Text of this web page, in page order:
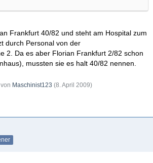
Frankfurt 40/82 und steht am Hospital zum
durch Personal von der
2. Da es aber Florian Frankfurt 2/82 schon
mussten sie es halt 40/82 nennen.
Maschinist123 (8. April 2009)